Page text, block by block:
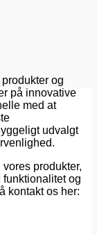
og
på innovative
med at
udvalgt
produkter,
funktionalitet og
kontakt os her: